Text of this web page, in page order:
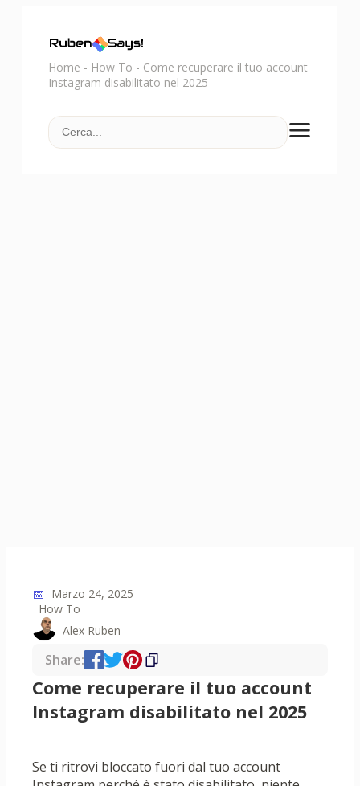
Home - How To - Come recuperare il tuo account
Instagram disabilitato nel 2025
📅 Marzo 24, 2025
How To
Alex Ruben
Share:
Come recuperare il tuo account
Instagram disabilitato nel 2025
Se ti ritrovi bloccato fuori dal tuo account